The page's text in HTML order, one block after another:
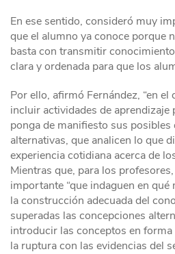
En ese sentido, consideró muy
que el alumno ya conoce porque
basta con transmitir
clara y ordenada para que los
Por ello, afirmó Fernández, “en
incluir actividades de aprendizaje
ponga de manifiesto sus posibles
alternativas, que analicen lo que
experiencia cotidiana acerca de
Mientras que, para los
importante “que indaguen en
la construcción adecuada del
superadas las concepciones
introducir las conceptos en
la ruptura con las evidencias del